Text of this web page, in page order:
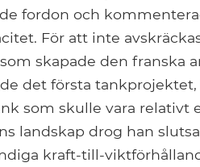
fordon och
För att inte
skapade den franska
det första
som skulle vara relativt
landskap drog han
kraft-till-